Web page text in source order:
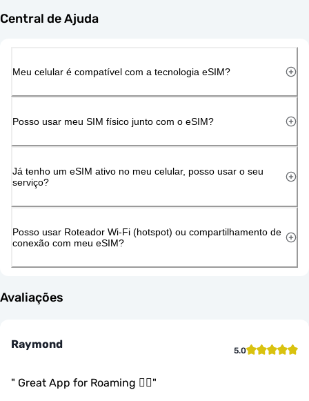
Central de Ajuda
Meu celular é compatível com a tecnologia eSIM?
Posso usar meu SIM físico junto com o eSIM?
Já tenho um eSIM ativo no meu celular, posso usar o seu
serviço?
Posso usar Roteador Wi-Fi (hotspot) ou compartilhamento de
conexão com meu eSIM?
Avaliações
Raymond 5.0
" Great App for Roaming 👍🏾"